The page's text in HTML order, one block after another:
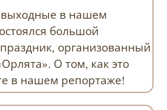
в нашем
большой
организованный
О том, как это
в нашем репортаже!